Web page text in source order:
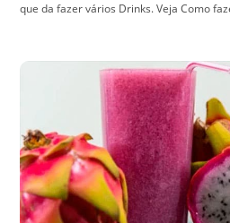
que da fazer vários Drinks. Veja Como